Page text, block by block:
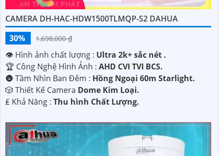
CAMERA DH-HAC-HDW1500TLMQP-S2 DAHUA
30%
1,698,000 ₫
👁 Hình ảnh chất lượng : Ultra 2k+ sắc nét .
🏆 Công Nghệ Hình Ảnh : AHD CVI TVI BCS.
🌚 Tầm Nhìn Ban Đêm : Hồng Ngoại 60m Starlight.
🎲 Thiết Kế Camera Dome Kim Loại.
️₤ Khả Năng : Thu hình Chất Lượng.